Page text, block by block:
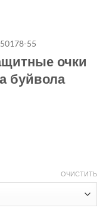
55
очки
буйвола
ОЧИСТИТЬ